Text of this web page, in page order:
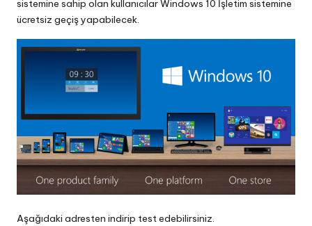
sistemine sahip olan kullanıcılar Windows 10 İşletim sistemine
ücretsiz geçiş yapabilecek.
Aşağıdaki adresten indirip test edebilirsiniz.